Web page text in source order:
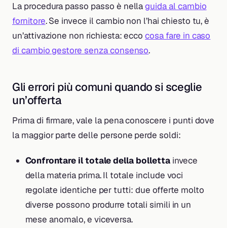
La procedura passo passo è nellaguida al cambio
fornitore. Se invece il cambio non l’hai chiesto tu, è
un’attivazione non richiesta: eccocosa fare in caso
di cambio gestore senza consenso.
Gli errori più comuni quando si sceglie
un’offerta
Prima di firmare, vale la pena conoscere i punti dove
la maggior parte delle persone perde soldi:
Confrontare il totale della bollettainvece
della materia prima. Il totale include voci
regolate identiche per tutti: due offerte molto
diverse possono produrre totali simili in un
mese anomalo, e viceversa.